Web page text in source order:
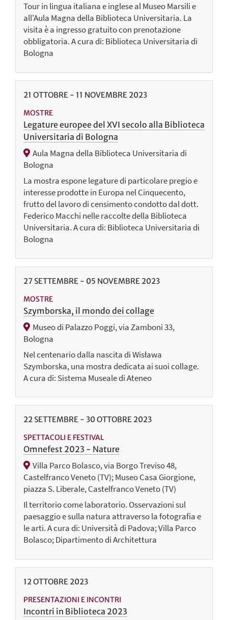
Tour in lingua italiana e inglese al Museo Marsili e
all'Aula Magna della Biblioteca Universitaria. La
visita è a ingresso gratuito con prenotazione
obbligatoria. A cura di: Biblioteca Universitaria di
Bologna
21 OTTOBRE - 11 NOVEMBRE 2023
MOSTRE
Legature europee del XVI secolo alla Biblioteca
Universitaria di Bologna
Aula Magna della Biblioteca Universitaria di
Bologna
La mostra espone legature di particolare pregio e
interesse prodotte in Europa nel Cinquecento,
frutto del lavoro di censimento condotto dal dott.
Federico Macchi nelle raccolte della Biblioteca
Universitaria. A cura di: Biblioteca Universitaria di
Bologna
27 SETTEMBRE - 05 NOVEMBRE 2023
MOSTRE
Szymborska, il mondo dei collage
Museo di Palazzo Poggi, via Zamboni 33,
Bologna
Nel centenario dalla nascita di Wisława
Szymborska, una mostra dedicata ai suoi collage.
A cura di: Sistema Museale di Ateneo
22 SETTEMBRE - 30OTTOBRE 2023
SPETTACOLI E FESTIVAL
Omnefest 2023 - Nature
Villa Parco Bolasco, via Borgo Treviso 48,
Castelfranco Veneto (TV); Museo Casa Giorgione,
piazza S. Liberale, Castelfranco Veneto (TV)
Il territorio come laboratorio. Osservazioni sul
paesaggio e sulla natura attraverso la fotografia e
le arti. A cura di: Università di Padova; Villa Parco
Bolasco; Dipartimento di Architettura
12OTTOBRE 2023
PRESENTAZIONI E INCONTRI
Incontri in Biblioteca 2023